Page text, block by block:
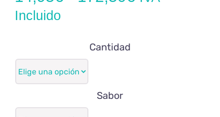
Incluido
Cantidad
Sabor